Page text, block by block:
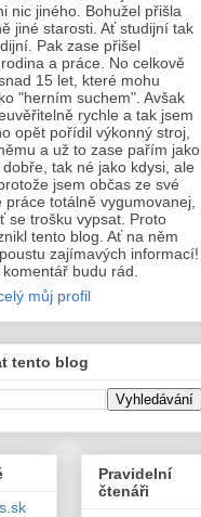
nic jiného. Bohužel přišla
jiné starosti. Ať studijní tak
Pak zase přišel
a práce. No celkově
15 let, které mohu
"herním suchem". Avšak
rychle a tak jsem
opět pořídil výkonný stroj,
a už to zase pařím jako
dobře, tak né jako kdysi, ale
jsem občas ze své
práce totálně vygumovanej,
se trošku vypsat. Proto
tento blog. Ať na něm
zajímavých informací!
budu rád.
můj profil
tento blog
Pravidelní
čtenáři